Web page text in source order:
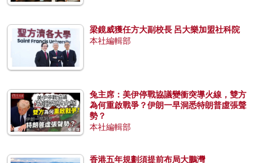
梁鏡威獲任方大副校長 呂大樂加盟社科院
本社編輯部
兔主席：美伊停戰協議變衝突導火線，雙方
為何重啟戰爭？伊朗一早洞悉特朗普虛張聲
勢？
本社編輯部
香港五年規劃須提前布局大鵬灣